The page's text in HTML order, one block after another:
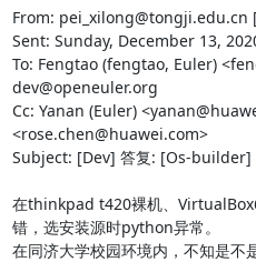
From:
Sent: Sunday, December 13,
To: Fengtao (fengtao, Euler)
dev@openeuler.org
Cc: Yanan (Euler)
<rose.chen@huawei.com>
Subject: [Dev] 答复: [Os-
在thinkpad t420裸机、
错，选安装源时python异常。
在同济大学校园环境内，不知是不